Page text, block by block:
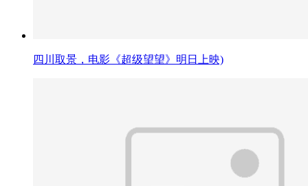
四川取景，电影《超级望望》明日上映)